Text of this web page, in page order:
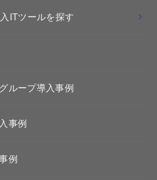
ITツールを探す
ループ導入事例
事例
例